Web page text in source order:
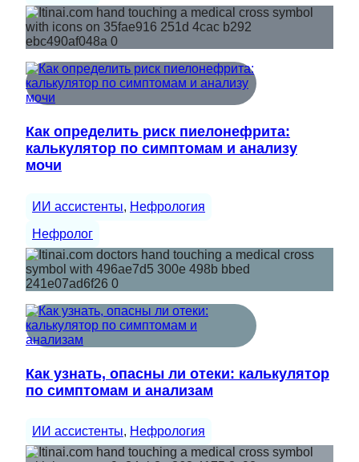
Как определить риск пиелонефрита:
калькулятор по симптомам и анализу
мочи
ИИ ассистенты, Нефрология
Нефролог
Как узнать, опасны ли отеки: калькулятор
по симптомам и анализам
ИИ ассистенты, Нефрология